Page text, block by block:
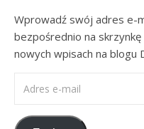
Wprowadź swój adres e-
bezpośrednio na
nowych wpisach na blogu